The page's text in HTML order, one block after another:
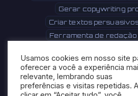
Gerar copywriting
Criar textos
Ferramenta de
Produzir conteúdo
Escrever textos que
Usamos cookies em nosso site
oferecer a você a experiência
relevante, lembrando suas
preferências e visitas repetidas.